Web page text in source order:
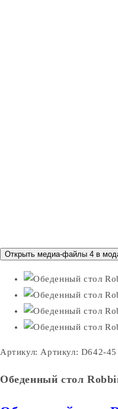
Открыть медиа-файлы 4 в
Артикул: Артикул: D642-45
Обеденный стол